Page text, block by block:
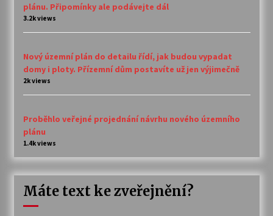
plánu. Připomínky ale podávejte dál
3.2k views
Nový územní plán do detailu řídí, jak budou vypadat
domy i ploty. Přízemní dům postavíte už jen výjimečně
2k views
Proběhlo veřejné projednání návrhu nového územního
plánu
1.4k views
Máte text ke zveřejnění?